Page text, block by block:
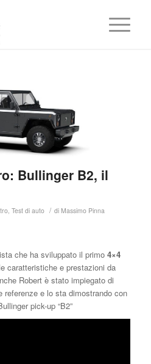
Bullinger B2, il
, Test di auto / di Massimo Pinna
che ha sviluppato il primo 4×4
caratteristiche e prestazioni da
Robert è stato impiegato di
referenze e lo sta dimostrando con
pick-up “B2”